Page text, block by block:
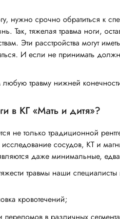
д.2
Ходынское поле
нужно срочно обратиться к
Так, тяжелая травма ноги,
Эти расстройства могут
И если не принимать
травму нижней
в КГ «Мать и дитя»?
не только традиционной
сосудов, КТ и
даже минимальные,
травмы наши
кровотечений;